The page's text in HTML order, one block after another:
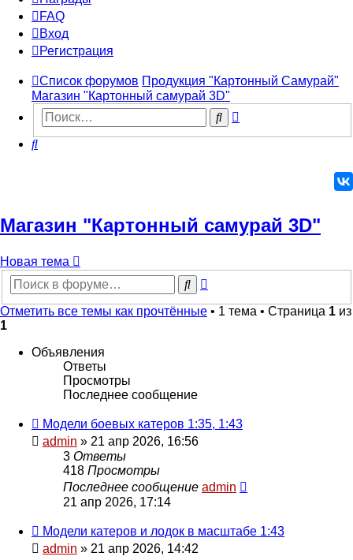
FAQ
Вход
Регистрация
Список форумов Продукция "Картонный Самурай"
Магазин "Картонный самурай 3D"
Поиск
Поиск
Магазин "Картонный самурай 3D"
Новая
тема
Новая тема
Поиск
Отметить все темы как прочтённые • 1 тема • Страница 1 из
1
Объявления
Ответы
Просмотры
Последнее сообщение
Модели боевых катеров 1:35, 1:43
admin » 21 апр 2026, 16:56
3 Ответы
418 Просмотры
Последнее сообщение admin
21 апр 2026, 17:14
Модели катеров и лодок в масштабе 1:43
admin » 21 апр 2026, 14:42